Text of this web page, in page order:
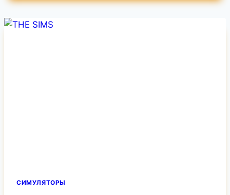
СИМУЛЯТОРЫ